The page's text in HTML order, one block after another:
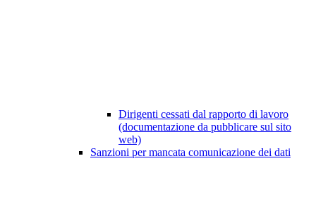
Dirigenti cessati dal rapporto di lavoro
(documentazione da pubblicare sul sito
web)
Sanzioni per mancata comunicazione dei dati